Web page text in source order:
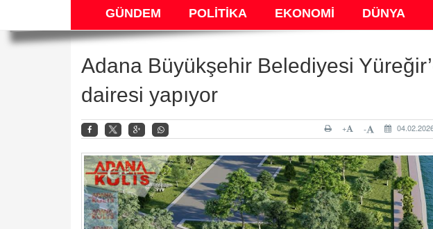
GÜNDEM POLİTİKA EKONOMİ DÜNYA
Adana Büyükşehir Belediyesi
dairesi yapıyor
-
+